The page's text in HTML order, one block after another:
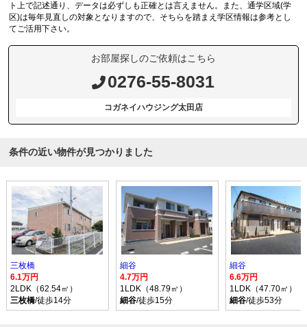
ト上で記述通り、データは必ずしも正確とは言えません。また、通学区域(学
区)は毎年見直しの対象となりますので、そちらを踏まえ学区情報は参考とし
てご活用下さい。
お部屋探しのご依頼はこちら
0276-55-8031
コガネイハウジング太田店
条件の近い物件が見つかりました
三枚橋
6.1万円
2LDK（62.54㎡）
三枚橋/徒歩14分
細谷
4.7万円
1LDK（48.79㎡）
細谷/徒歩15分
細谷
6.6万円
1LDK（47.70㎡）
細谷/徒歩53分